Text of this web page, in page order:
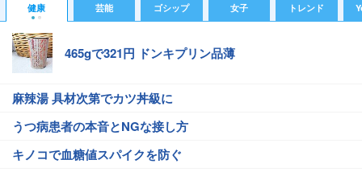
健康 芸能 ゴシップ 女子 トレンド
465gで321円 ドンキプリン品薄
麻辣湯 具材次第でカツ丼級に
うつ病患者の本音とNGな接し方
キノコで血糖値スパイクを防ぐ